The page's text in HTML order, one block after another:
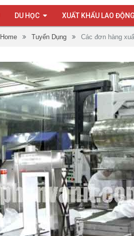
DU HỌC XUẤT KHẨU LAO ĐỘNG
Home Tuyển Dụng Các đơn hàng